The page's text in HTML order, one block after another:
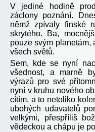
V jediné hodině
záclony poznání.
němž zpívaly finské
skrytého. Ba,
pouze svým planetám,
všech světů.
Sem, kde se nyní
všednost, a marně
výrazů pro své
nyní v kruhu nového
cítím, a to netoliko
ubohých udavatelů
velkými, přespříliš
vědeckou a chápu je